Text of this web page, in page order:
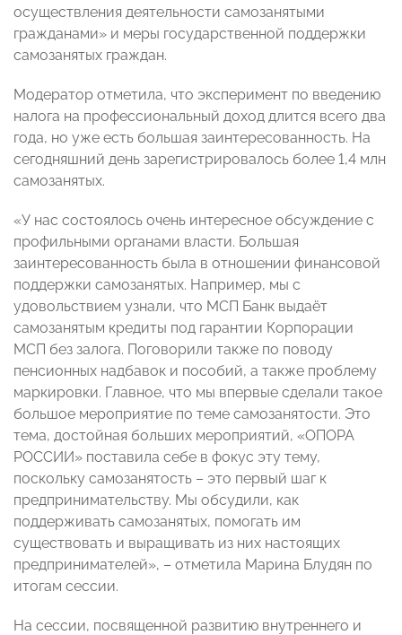
осуществления деятельности самозанятыми
гражданами» и меры государственной поддержки
самозанятых граждан.
Модератор отметила, что эксперимент по введению
налога на профессиональный доход длится всего два
года, но уже есть большая заинтересованность. На
сегодняшний день зарегистрировалось более 1,4 млн
самозанятых.
«У нас состоялось очень интересное обсуждение с
профильными органами власти. Большая
заинтересованность была в отношении финансовой
поддержки самозанятых. Например, мы с
удовольствием узнали, что МСП Банк выдаёт
самозанятым кредиты под гарантии Корпорации
МСП без залога. Поговорили также по поводу
пенсионных надбавок и пособий, а также проблему
маркировки. Главное, что мы впервые сделали такое
большое мероприятие по теме самозанятости. Это
тема, достойная больших мероприятий, «ОПОРА
РОССИИ» поставила себе в фокус эту тему,
поскольку самозанятость – это первый шаг к
предпринимательству. Мы обсудили, как
поддерживать самозанятых, помогать им
существовать и выращивать из них настоящих
предпринимателей», – отметила Марина Блудян по
итогам сессии.
На сессии, посвященной развитию внутреннего и